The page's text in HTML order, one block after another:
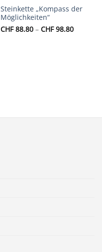
Steinkette „Kompass der
Möglichkeiten“
CHF88.80 – CHF98.80